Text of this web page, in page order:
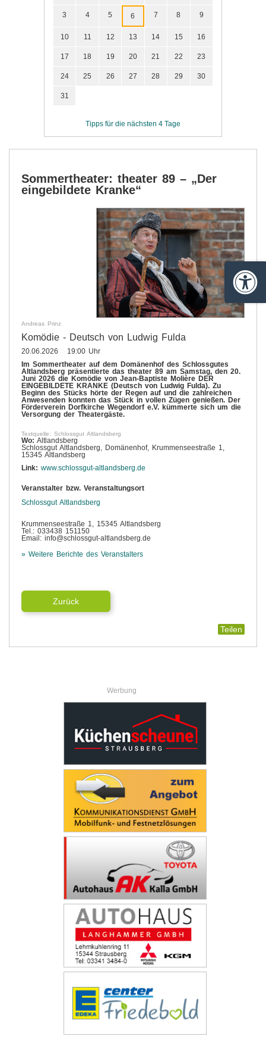
3 4 5 6 7 8 9
10 11 12 13 14 15 16
17 18 19 20 21 22 23
24 25 26 27 28 29 30
31
Tipps für die nächsten 4 Tage
Sommertheater: theater 89 – „Der
eingebildete Kranke“
Andreas Prinz
Komödie - Deutsch von Ludwig Fulda
20.06.2026 19:00 Uhr
Im Sommertheater auf dem Domänenhof des Schlossgutes
Altlandsberg präsentierte das theater 89 am Samstag, den 20.
Juni 2026 die Komödie von Jean-Baptiste Molière DER
EINGEBILDETE KRANKE (Deutsch von Ludwig Fulda). Zu
Beginn des Stücks hörte der Regen auf und die zahlreichen
Anwesenden konnten das Stück in vollen Zügen genießen. Der
Förderverein Dorfkirche Wegendorf e.V. kümmerte sich um die
Versorgung der Theatergäste.
Textquelle: Schlossgut Altlandsberg
Wo: Altlandsberg
Schlossgut Altlandsberg, Domänenhof, Krummenseestraße 1,
15345 Altlandsberg
Link: www.schlossgut-altlandsberg.de
Veranstalter bzw. Veranstaltungsort
Schlossgut Altlandsberg
Krummenseestraße 1, 15345 Altlandsberg
Tel.: 033438 151150
Email: info@schlossgut-altlandsberg.de
» Weitere Berichte des Veranstalters
Zurück
Teilen
Werbung